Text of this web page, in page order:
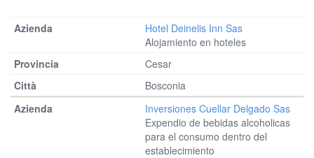
Hotel Deinelis Inn Sas
Alojamiento en hoteles
Cesar
Bosconia
Inversiones Cuellar Delgado Sas
Expendio de bebidas alcoholicas
para el consumo dentro del
establecimiento